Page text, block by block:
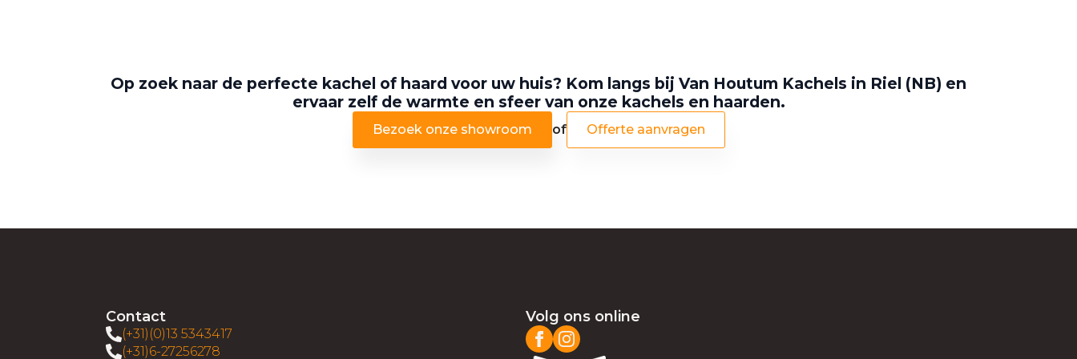
Op zoek naar de perfecte kachel of haard voor uw huis? Kom langs bij Van Houtum Kachels in Riel (NB) en
ervaar zelf de warmte en sfeer van onze kachels en haarden.
Bezoek onze showroom of Offerte aanvragen
Contact
(+31)(0)13 5343417
(+31)6-27256278
Volg ons online